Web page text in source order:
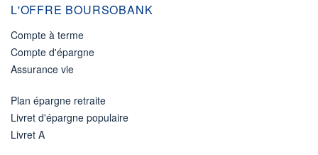
L'OFFRE BOURSOBANK
Compte à terme
Compte d'épargne
Assurance vie
Plan épargne retraite
Livret d'épargne populaire
Livret A